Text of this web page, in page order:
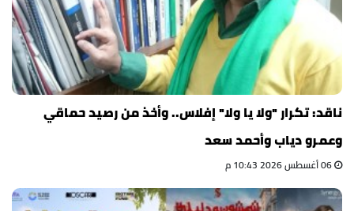
ناقد: تكرار "ولا يا ولا" إفلاس.. وأخذ من رصيد حماقي
وعمرو دياب وأحمد سعد